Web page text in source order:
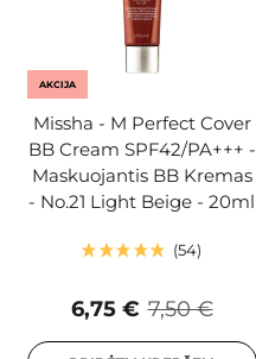
AKCIJA
Missha - M Perfect Cover
BB Cream SPF42/PA+++ -
Maskuojantis BB Kremas
- No.21 Light Beige - 20ml
54
7,50 €
6,75 €